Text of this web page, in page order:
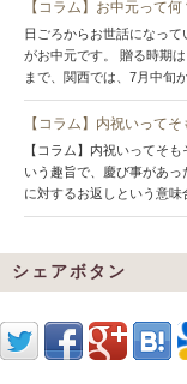
【コラム】お中元って何
日ごろからお世話になっ
がお中元です。 贈る時期
まで、関西では、7月中旬
【コラム】内祝いってそ
【コラム】内祝いってそ
いう趣旨で、慶び事があ
に対するお返しという意
シェアボタン